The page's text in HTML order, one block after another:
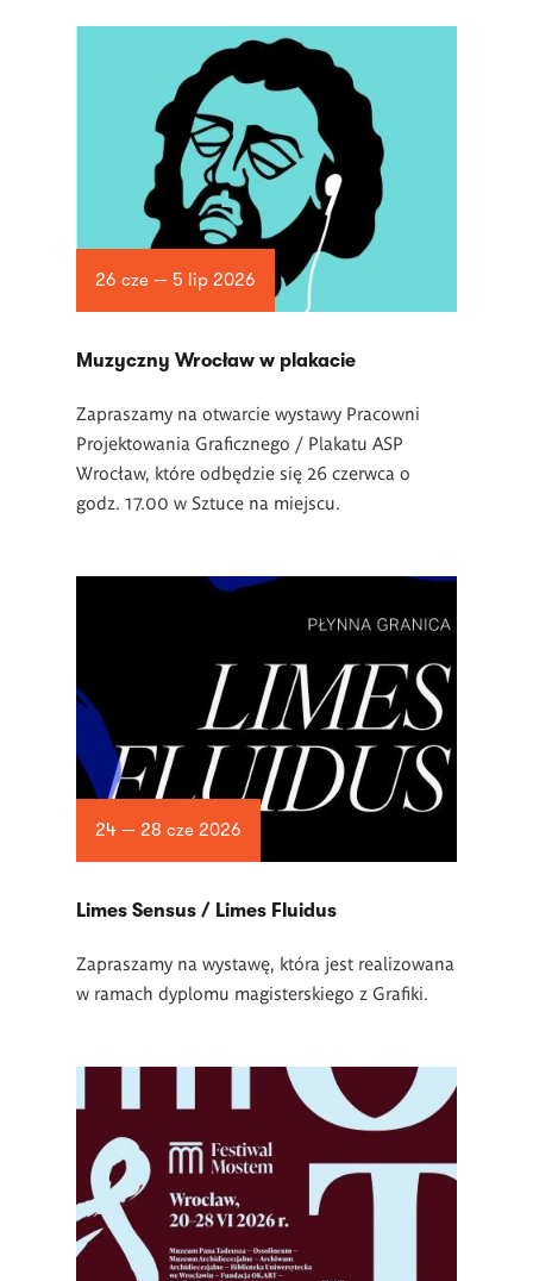
26 cze — 5 lip 2026
Muzyczny Wrocław w plakacie
Zapraszamy na otwarcie wystawy Pracowni
Projektowania Graficznego / Plakatu ASP
Wrocław, które odbędzie się 26 czerwca o
godz. 17.00 w Sztuce na miejscu.
24 — 28 cze 2026
Limes Sensus / Limes Fluidus
Zapraszamy na wystawę, która jest realizowana
w ramach dyplomu magisterskiego z Grafiki.